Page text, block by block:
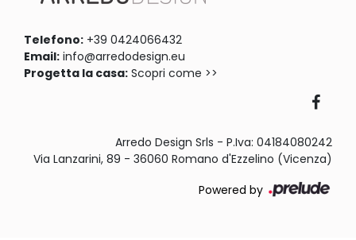
Telefono: +39 0424066432
Email: info@arredodesign.eu
Progetta la casa: Scopri come >>
Arredo Design Srls - P.Iva: 04184080242
Via Lanzarini, 89 - 36060 Romano d'Ezzelino (Vicenza)
Powered by